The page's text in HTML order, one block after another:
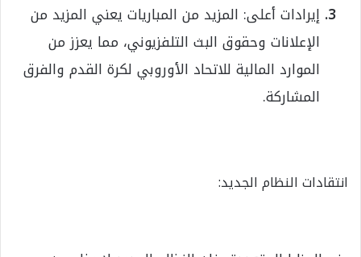
إيرادات أعلى: المزيد من المباريات يعني المزيد من
الإعلانات وحقوق البث التلفزيوني، مما يعزز من
الموارد المالية للاتحاد الأوروبي لكرة القدم والفرق
المشاركة.
انتقادات النظام الجديد: